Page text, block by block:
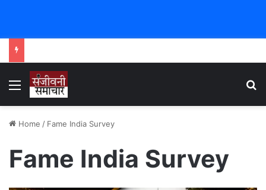
Menu
Home / Fame India Survey
Fame India Survey